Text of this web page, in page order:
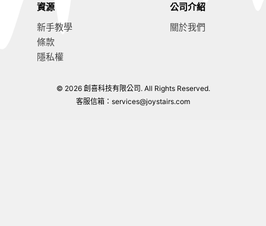
資源
新手教學
條款
隱私權
公司介紹
關於我們
© 2026 創喜科技有限公司. All Rights Reserved.
客服信箱： services@joystairs.com